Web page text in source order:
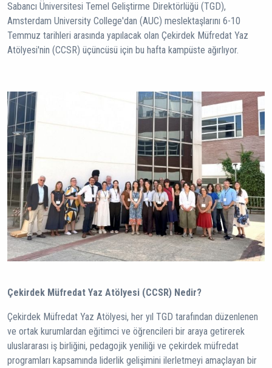
Sabancı Üniversitesi Temel Geliştirme Direktörlüğü (TGD),
Amsterdam University College'dan (AUC) meslektaşlarını 6-10
Temmuz tarihleri arasında yapılacak olan Çekirdek Müfredat Yaz
Atölyesi'nin (CCSR) üçüncüsü için bu hafta kampüste ağırlıyor.
Çekirdek Müfredat Yaz Atölyesi (CCSR) Nedir?
Çekirdek Müfredat Yaz Atölyesi, her yıl TGD tarafından düzenlenen
ve ortak kurumlardan eğitimci ve öğrencileri bir araya getirerek
uluslararası iş birliğini, pedagojik yeniliği ve çekirdek müfredat
programları kapsamında liderlik gelişimini ilerletmeyi amaçlayan bir